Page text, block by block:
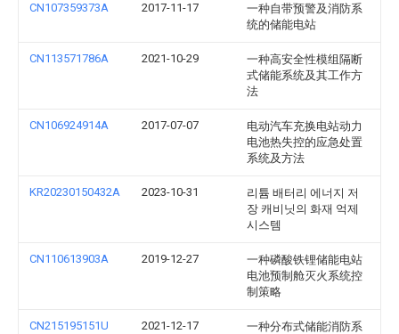
CN107359373A 2017-11-17
一种自带预警及消防系
统的储能电站
CN113571786A 2021-10-29
一种高安全性模组隔断
式储能系统及其工作方
法
CN106924914A 2017-07-07
电动汽车充换电站动力
电池热失控的应急处置
系统及方法
KR20230150432A 2023-10-31
리튬 배터리 에너지 저
장 캐비닛의 화재 억제
시스템
CN110613903A 2019-12-27
一种磷酸铁锂储能电站
电池预制舱灭火系统控
制策略
CN215195151U 2021-12-17
一种分布式储能消防系